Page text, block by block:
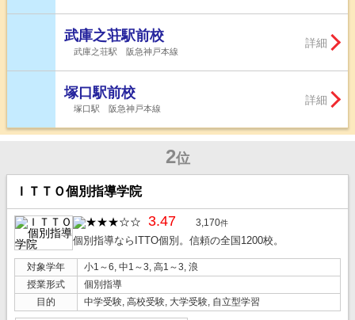
武庫之荘駅前校
武庫之荘駅 阪急神戸本線
詳細
塚口駅前校
塚口駅 阪急神戸本線
詳細
2位
ＩＴＴＯ個別指導学院
3.47 3,170件
個別指導ならITTO個別。信頼の全国1200校。
対象学年
小1～6, 中1～3, 高1～3, 浪
授業形式
個別指導
目的
中学受験, 高校受験, 大学受験, 自立型学習